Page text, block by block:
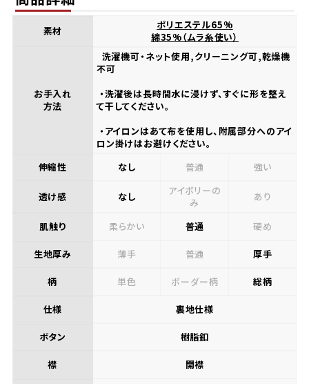
素材
ポリエステル65%
綿35%（ムラ糸使い）
お手入れ
方法
洗濯機可・ネット使用,クリーニング可,乾燥機
不可
・洗濯後は長時間水に浸けず、すぐに形を整え
て干してください。
・アイロンはあて布を使用し、附属部分へのアイ
ロン掛けはお避けください。
伸縮性
なし 普通 強い
透け感 なし
アイボリーの
み
あり
肌触り 柔らかい 普通 硬め
生地厚み 薄手 普通 厚手
柄 単色 ボーダー柄 総柄
仕様 裏地仕様
ボタン 樹脂釦
襟 開襟